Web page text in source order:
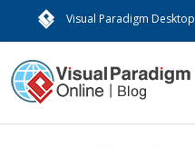
Visual Paradigm Desktop